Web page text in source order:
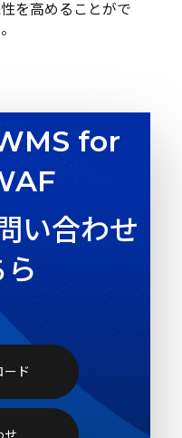
を高めることがで
for
い合わせ
ード